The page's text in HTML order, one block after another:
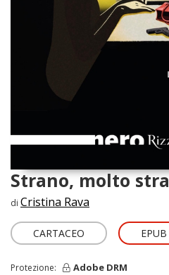
Strano, molto
di Cristina Rava
CARTACEO EPUB
Protezione: Adobe DRM